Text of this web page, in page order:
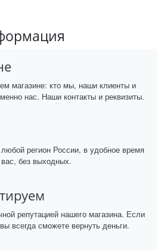
магазине: кто мы, наши клиенты и
нас. Наши контакты и реквизиты.
регион России, в удобное время
без выходных.
репутацией нашего магазина. Если
всегда сможете вернуть деньги.